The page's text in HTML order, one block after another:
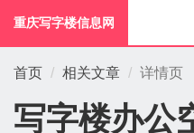
重庆写字楼信息网
首页 相关文章 详情页
写字楼办公